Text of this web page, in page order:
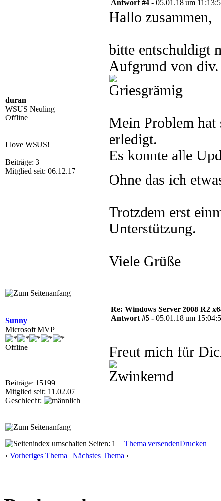
duran
WSUS Neuling
Offline
I love WSUS!
Beiträge: 3
Mitglied seit: 06.12.17
Antwort #4 - 05.01.18 um
Hallo zusammen,
bitte entschuldigt
Aufgrund von
Mein Problem hat
erledigt.
Es konnte alle
Ohne das ich
Trotzdem erst
Unterstützung.
Viele Grüße
Sunny
Microsoft MVP
Offline
Beiträge: 15199
Mitglied seit: 11.02.07
Geschlecht:
Re: Windows Server 2008 R2
Antwort #5 - 05.01.18 um
Freut mich für
Seiten: 1 Thema versendenDrucken
‹ Vorheriges Thema | Nächstes Thema ›